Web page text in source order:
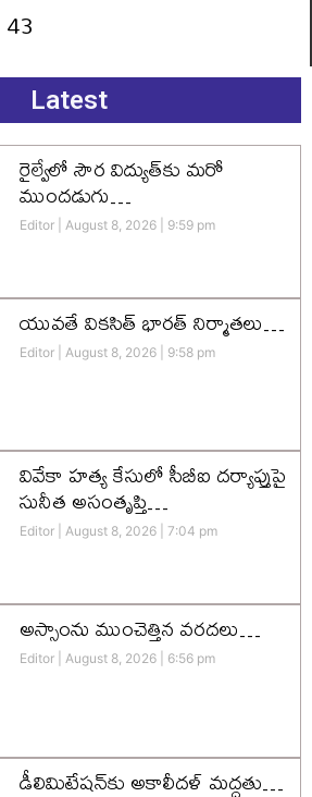
43
Latest
రైల్వేలో సౌర విద్యుత్‌కు మరో
ముందడుగు…
Editor August 8, 2026 9:59 pm
యువతే వికసిత్‌ భారత్‌ నిర్మాతలు…
Editor August 8, 2026 9:58 pm
వివేకా హత్య కేసులో సీబీఐ దర్యాప్తుపై
సునీత అసంతృప్తి…
Editor August 8, 2026 7:04 pm
అస్సాంను ముంచెత్తిన వరదలు…
Editor August 8, 2026 6:56 pm
డీలిమిటేషన్‌కు అకాలీదళ్‌ మద్దతు…